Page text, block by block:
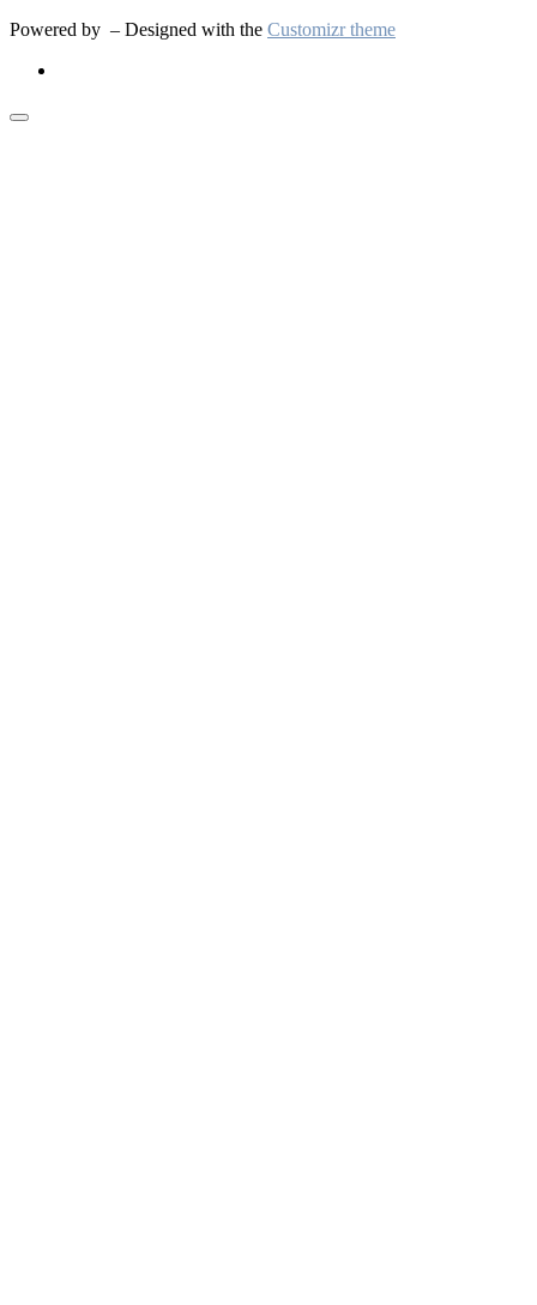
Powered by – Designed with the Customizr theme